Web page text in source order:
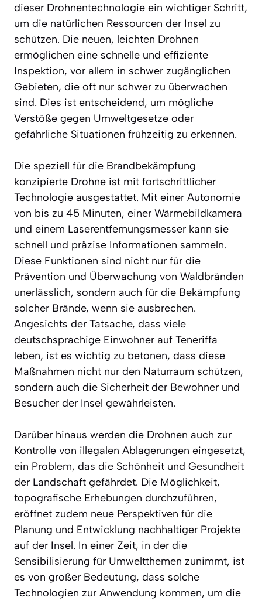
dieser Drohnentechnologie ein wichtiger Schritt,
um die natürlichen Ressourcen der Insel zu
schützen. Die neuen, leichten Drohnen
ermöglichen eine schnelle und effiziente
Inspektion, vor allem in schwer zugänglichen
Gebieten, die oft nur schwer zu überwachen
sind. Dies ist entscheidend, um mögliche
Verstöße gegen Umweltgesetze oder
gefährliche Situationen frühzeitig zu erkennen.
Die speziell für die Brandbekämpfung
konzipierte Drohne ist mit fortschrittlicher
Technologie ausgestattet. Mit einer Autonomie
von bis zu 45 Minuten, einer Wärmebildkamera
und einem Laserentfernungsmesser kann sie
schnell und präzise Informationen sammeln.
Diese Funktionen sind nicht nur für die
Prävention und Überwachung von Waldbränden
unerlässlich, sondern auch für die Bekämpfung
solcher Brände, wenn sie ausbrechen.
Angesichts der Tatsache, dass viele
deutschsprachige Einwohner auf Teneriffa
leben, ist es wichtig zu betonen, dass diese
Maßnahmen nicht nur den Naturraum schützen,
sondern auch die Sicherheit der Bewohner und
Besucher der Insel gewährleisten.
Darüber hinaus werden die Drohnen auch zur
Kontrolle von illegalen Ablagerungen eingesetzt,
ein Problem, das die Schönheit und Gesundheit
der Landschaft gefährdet. Die Möglichkeit,
topografische Erhebungen durchzuführen,
eröffnet zudem neue Perspektiven für die
Planung und Entwicklung nachhaltiger Projekte
auf der Insel. In einer Zeit, in der die
Sensibilisierung für Umweltthemen zunimmt, ist
es von großer Bedeutung, dass solche
Technologien zur Anwendung kommen, um die